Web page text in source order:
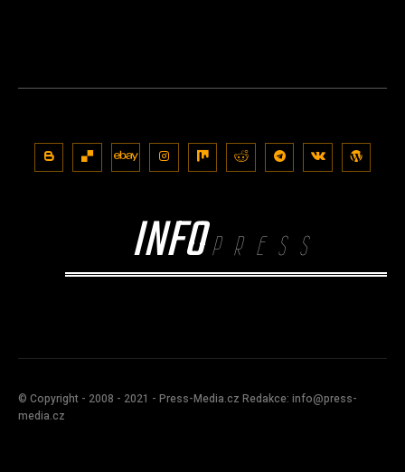
INFO PRESS
© Copyright - 2008 - 2021 - Press-Media.cz Redakce: info@press-
media.cz